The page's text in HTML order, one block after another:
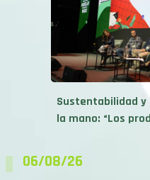
Sustentabilidad
la mano: “Los